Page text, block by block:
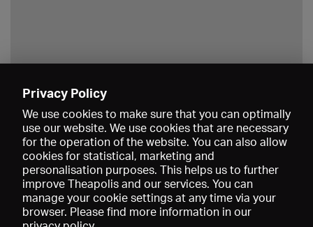
Privacy Policy
We use cookies to make sure that you can optimally
use our website. We use cookies that are necessary
for the operation of the website. You can also allow
cookies for statistical, marketing and
personalisation purposes. This helps us to further
improve Theapolis and our services. You can
manage your cookie settings at any time via your
browser. Please find more information in our